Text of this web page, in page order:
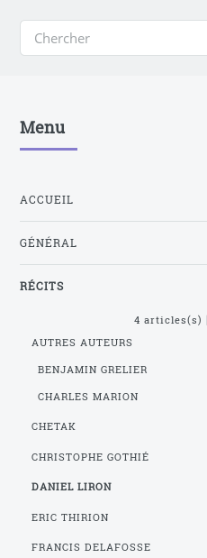
Menu
ACCUEIL
GÉNÉRAL
RÉCITS
4 articles(s)
AUTRES AUTEURS
BENJAMIN GRELIER
CHARLES MARION
CHETAK
CHRISTOPHE GOTHIÉ
DANIEL LIRON
ERIC THIRION
FRANCIS DELAFOSSE